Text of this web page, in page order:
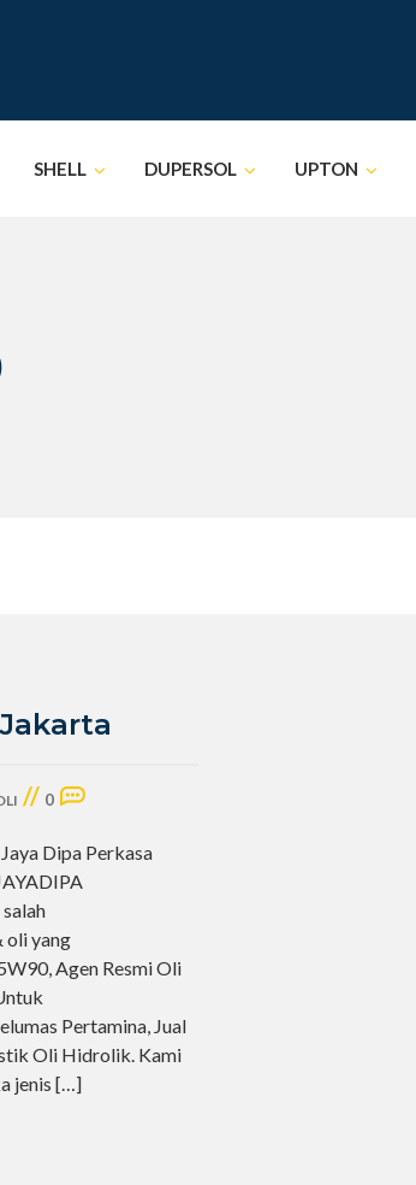
SHELL DUPERSOL UPTON
// 0
Dipa Perkasa
oli yang
Agen Resmi Oli
Pertamina, Jual
Oli Hidrolik. Kami
jenis […]